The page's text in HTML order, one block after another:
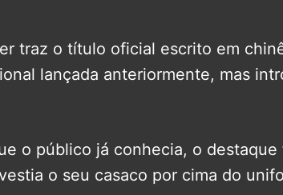
traz o título oficial escrito em
lançada anteriormente, mas
o público já conhecia, o
o seu casaco por cima do